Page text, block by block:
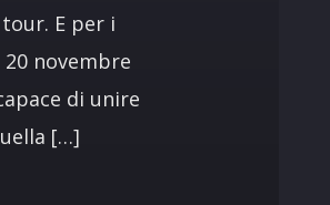
E per i
novembre
di unire
[…]